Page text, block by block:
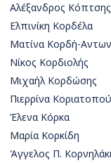
Αλέξανδρος Κόπτσης
Ελπινίκη Κορδέλα
Ματίνα Κορδή-
Νίκος Κορδιολής
Μιχαήλ Κορδώσης
Πιερρίνα
Έλενα Κόρκα
Μαρία Κορκίδη
Άγγελος Π.